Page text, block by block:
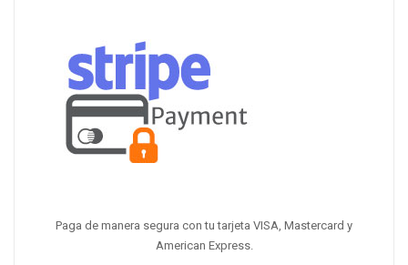
Paga de manera segura con tu tarjeta VISA, Mastercard y
American Express.